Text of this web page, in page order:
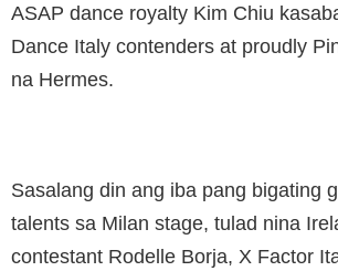
ASAP dance royalty Kim Chiu
Dance Italy contenders at proudly
na Hermes.
Sasalang din ang iba pang bigating
talents sa Milan stage, tulad nina
contestant Rodelle Borja, X Factor